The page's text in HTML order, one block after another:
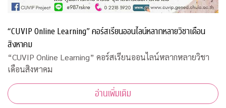
“CUVIP Online Learning” คอร์สเรียนออนไลน์หลากหลายวิชาเดือน
สิงหาคม
“CUVIP Online Learning” คอร์สเรียนออนไลน์หลากหลายวิชา
เดือนสิงหาคม
อ่านเพิ่มเติม